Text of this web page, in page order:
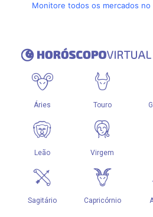
Monitore todos os mercados no